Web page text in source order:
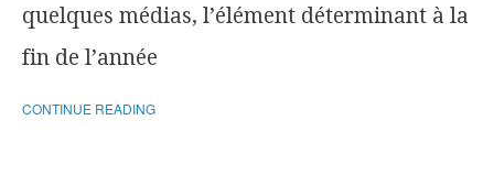
quelques médias, l’élément déterminant à la
fin de l’année
CONTINUE READING